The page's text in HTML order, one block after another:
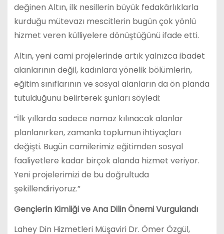
değinen Altın, ilk nesillerin büyük fedakârlıklarla
kurduğu mütevazı mescitlerin bugün çok yönlü
hizmet veren külliyelere dönüştüğünü ifade etti.
Altın, yeni cami projelerinde artık yalnızca ibadet
alanlarının değil, kadınlara yönelik bölümlerin,
eğitim sınıflarının ve sosyal alanların da ön planda
tutulduğunu belirterek şunları söyledi:
“İlk yıllarda sadece namaz kılınacak alanlar
planlanırken, zamanla toplumun ihtiyaçları
değişti. Bugün camilerimiz eğitimden sosyal
faaliyetlere kadar birçok alanda hizmet veriyor.
Yeni projelerimizi de bu doğrultuda
şekillendiriyoruz.”
Gençlerin Kimliği ve Ana Dilin Önemi Vurgulandı
Lahey Din Hizmetleri Müşaviri Dr. Ömer Özgül,